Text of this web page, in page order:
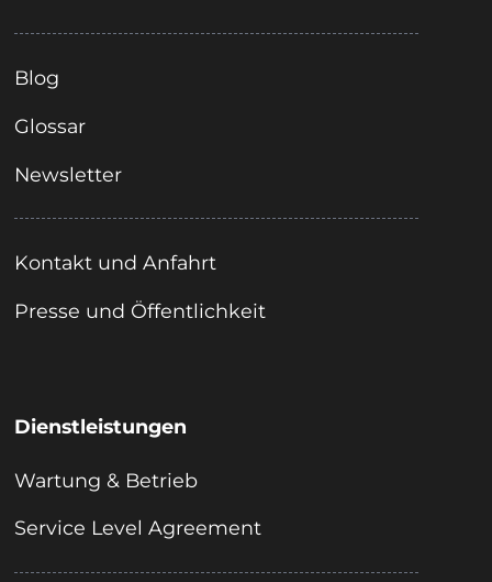
Blog
Glossar
Newsletter
Kontakt und Anfahrt
Presse und Öffentlichkeit
Dienstleistungen
Wartung & Betrieb
Service Level Agreement